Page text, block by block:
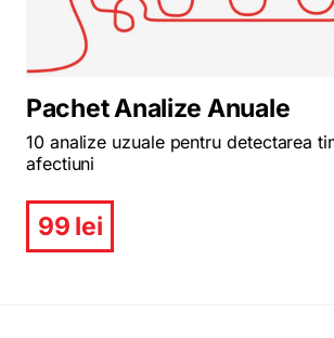
Pachet Analize Anuale
10 analize uzuale pentru detectarea
afectiuni
99 lei